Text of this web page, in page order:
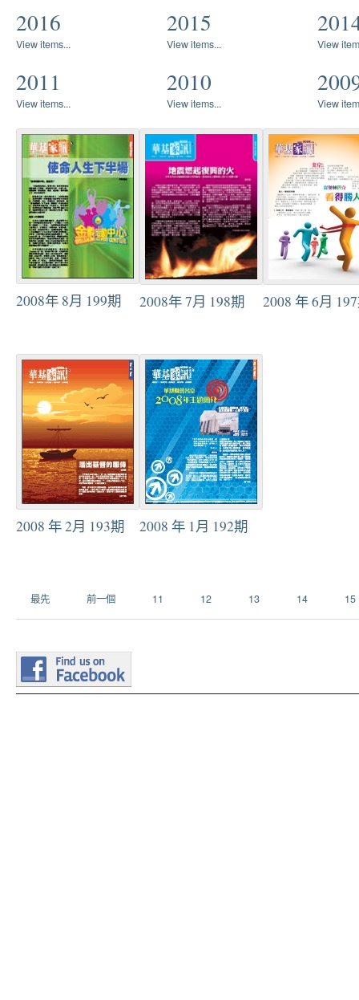
2016
View items...
2015
View items... View
2011
View items...
2010
View items... View
2008年 8月 199期 2008年 7月 198期 2008 年 6月
2008 年 2月 193期 2008 年 1月 192期
最先 前一個 11 12 13 14 15